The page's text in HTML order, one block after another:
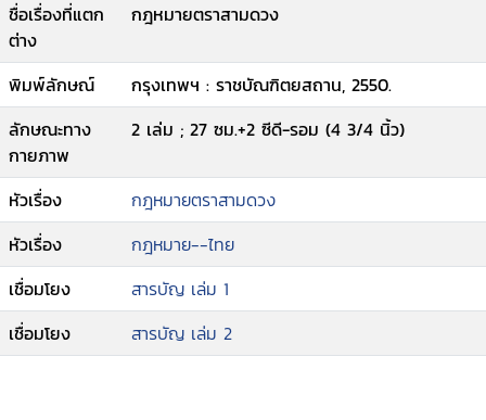
ชื่อเรื่องที่แตก
ต่าง
กฎหมายตราสามดวง
พิมพ์ลักษณ์
กรุงเทพฯ : ราชบัณฑิตยสถาน, 2550.
ลักษณะทาง
กายภาพ
2 เล่ม ; 27 ซม.+2 ซีดี-รอม (4 3/4 นิ้ว)
หัวเรื่อง
กฎหมายตราสามดวง
หัวเรื่อง
กฎหมาย--ไทย
เชื่อมโยง
สารบัญ เล่ม 1
เชื่อมโยง
สารบัญ เล่ม 2